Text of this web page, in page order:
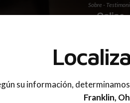
Sobre -
su información,
Franklin,